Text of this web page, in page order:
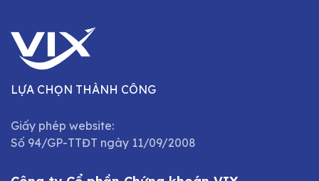
LỰA CHỌN THÀNH CÔNG
Giấy phép website:
Số 94/GP-TTĐT ngày 11/09/2008